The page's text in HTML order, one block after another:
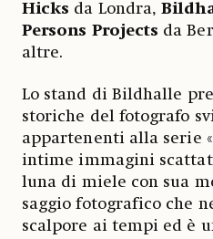
Hicks da Londra,
Persons Projects da
altre.
Lo stand di Bildhalle
storiche del fotografo
appartenenti alla serie
intime immagini
luna di miele con sua
saggio fotografico che
scalpore ai tempi ed è